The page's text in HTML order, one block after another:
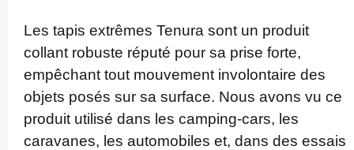
Les tapis extrêmes Tenura sont un produit
collant robuste réputé pour sa prise forte,
empêchant tout mouvement involontaire des
objets posés sur sa surface. Nous avons vu ce
produit utilisé dans les camping-cars, les
caravanes, les automobiles et, dans des essais